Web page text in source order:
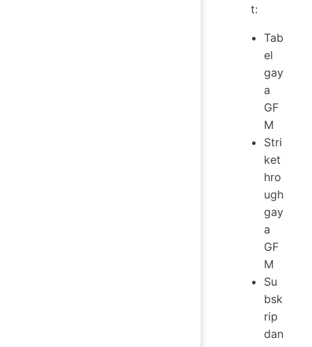
t:
Tab
el
gay
a
GF
M
Stri
ket
hro
ugh
gay
a
GF
M
Su
bsk
rip
dan